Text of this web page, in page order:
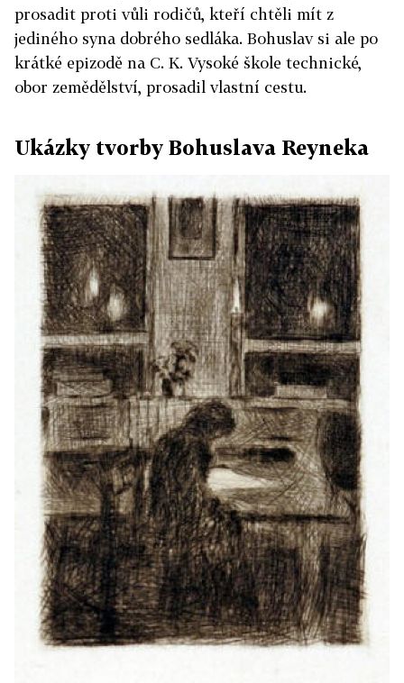
prosadit proti vůli rodičů, kteří chtěli mít z
jediného syna dobrého sedláka. Bohuslav si ale po
krátké epizodě na C. K. Vysoké škole technické,
obor zemědělství, prosadil vlastní cestu.
Ukázky tvorby Bohuslava Reyneka